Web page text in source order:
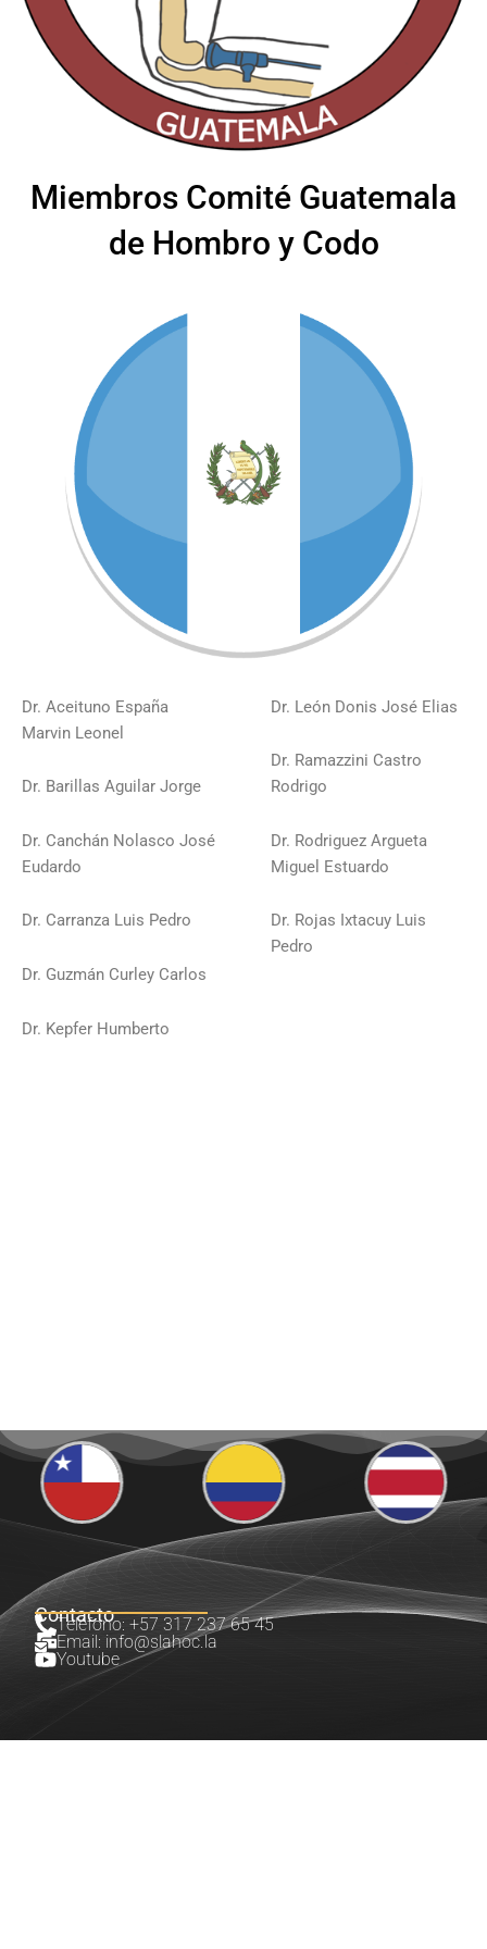
Miembros Comité Guatemala
de Hombro y Codo
Dr. Aceituno España
Marvin Leonel
Dr. Barillas Aguilar Jorge
Dr. Canchán Nolasco José
Eudardo
Dr. Carranza Luis Pedro
Dr. Guzmán Curley Carlos
Dr. Kepfer Humberto
Dr. León Donis José Elias
Dr. Ramazzini Castro
Rodrigo
Dr. Rodriguez Argueta
Miguel Estuardo
Dr. Rojas Ixtacuy Luis
Pedro
Contacto
Teléfono: +57 317 237 65 45
Email: info@slahoc.la
Youtube